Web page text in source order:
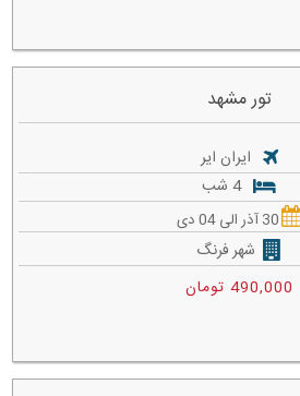
تور مشهد
ایران ایر
4 شب
30 آذر الی 04 دی
شهر فرنگ
490,000 تومان